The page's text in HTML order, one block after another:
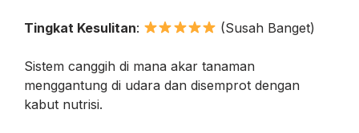
Tingkat Kesulitan: (Susah Banget)
Sistem canggih di mana akar tanaman
menggantung di udara dan disemprot dengan
kabut nutrisi.